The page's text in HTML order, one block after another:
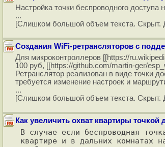
Настройка точки беспроводного доступа
...
[Слишком большой объем текста. Скрыт.
Создания WiFi-ретрансляторов с
Для микроконтроллеров [[https://
100 руб, [[https://github.com/martin-ger/
Ретранслятор реализован в виде точки
требуется изменение настроек и
...
[Слишком большой объем текста. Скрыт.
Как увеличить охват квартиры
В случае если беспроводная
квартире и в дальних комнатах